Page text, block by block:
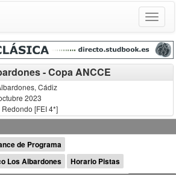
Toggle
- Copa ANCCE
Cádiz
2023
[FEI 4*]
de Programa
Los Albardones
Horario Pistas